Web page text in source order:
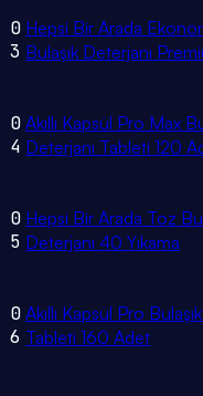
0
3
Hepsi Bir Arada
Bulaşık Deterjanı
0
4
Akıllı Kapsül Pro Max
Deterjanı Tableti 120
0
5
Hepsi Bir Arada Toz
Deterjanı 40 Yıkama
0
6
Akıllı Kapsül Pro
Tableti 160 Adet